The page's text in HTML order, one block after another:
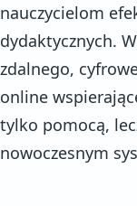
nauczycielom
dydaktycznych.
zdalnego,
online
tylko pomocą,
nowoczesnym